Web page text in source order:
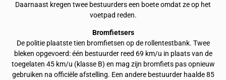
Daarnaast kregen twee bestuurders een boete omdat ze op het
voetpad reden.
Bromfietsers
De politie plaatste tien bromfietsen op de rollentestbank. Twee
bleken opgevoerd: één bestuurder reed 69 km/u in plaats van de
toegelaten 45 km/u (klasse B) en mag zijn bromfiets pas opnieuw
gebruiken na officiële afstelling. Een andere bestuurder haalde 85